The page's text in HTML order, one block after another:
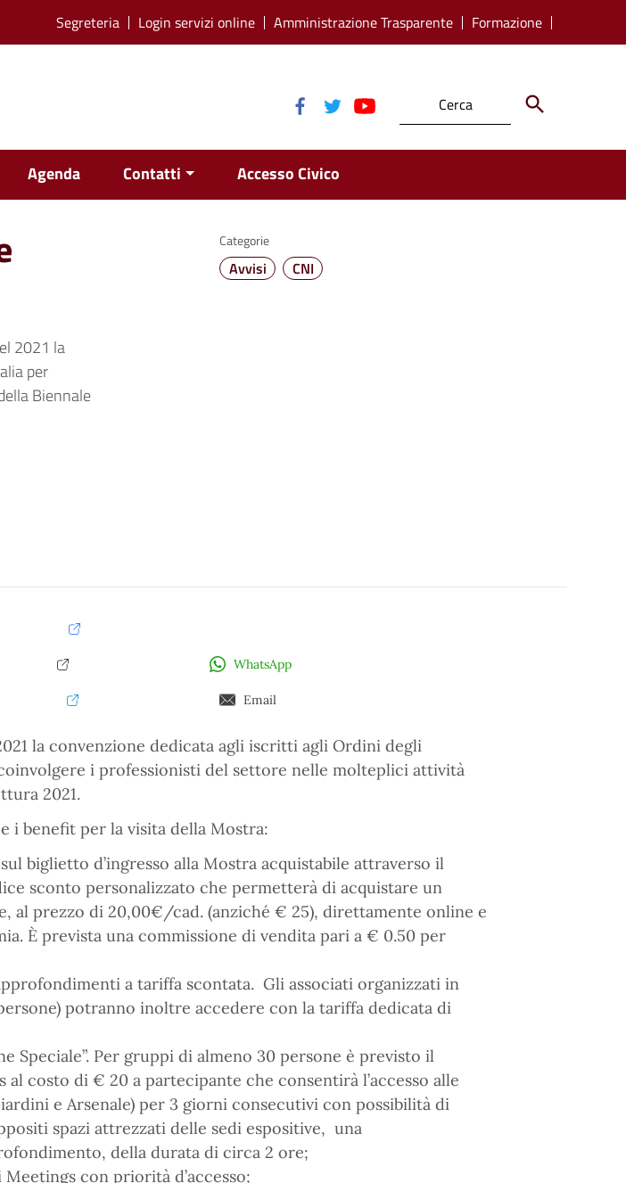
Segreteria Login servizi online Amministrazione Trasparente Formazione
Agenda Contatti Accesso Civico
2021 la
per
Biennale
Categorie
Avvisi CNI
WhatsApp
Email
la convenzione dedicata agli iscritti agli Ordini degli
i professionisti del settore nelle molteplici attività
2021.
i benefit per la visita della Mostra:
biglietto d’ingresso alla Mostra acquistabile attraverso il
sconto personalizzato che permetterà di acquistare un
al prezzo di 20,00€/cad. (anziché € 25), direttamente online e
È prevista una commissione di vendita pari a € 0.50 per
a tariffa scontata. Gli associati organizzati in
potranno inoltre accedere con la tariffa dedicata di
Speciale”. Per gruppi di almeno 30 persone è previsto il
al costo di € 20 a partecipante che consentirà l’accesso alle
e Arsenale) per 3 giorni consecutivi con possibilità di
spazi attrezzati delle sedi espositive, una
della durata di circa 2 ore;
con priorità d’accesso;